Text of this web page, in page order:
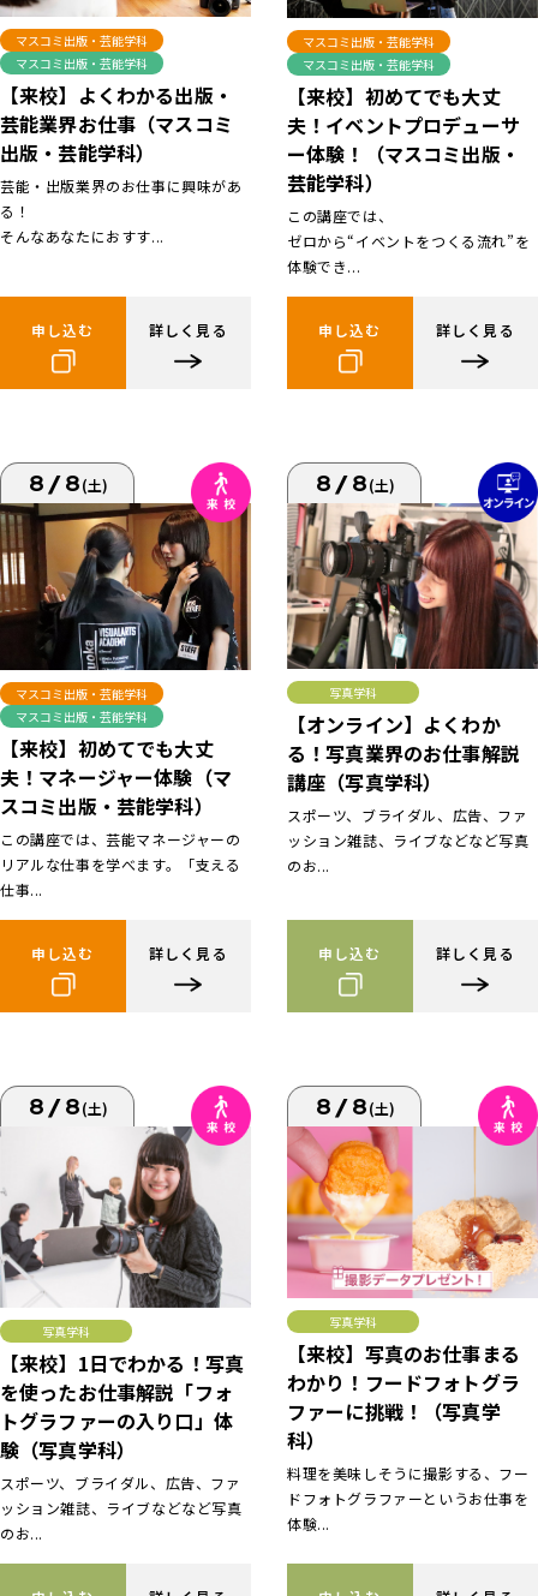
マスコミ出版・芸能学科
マスコミ出版・芸能学科
【来校】よくわかる出版・
芸能業界お仕事（マスコミ
出版・芸能学科）
芸能・出版業界のお仕事に興味があ
る！
そんなあなたにおすす...
申し込む 詳しく見る
マスコミ出版・芸能学科
マスコミ出版・芸能学科
【来校】初めてでも大丈
夫！イベントプロデューサ
ー体験！（マスコミ出版・
芸能学科）
この講座では、
ゼロから“イベントをつくる流れ”を
体験でき...
申し込む 詳しく見る
8/8(土)
マスコミ出版・芸能学科
マスコミ出版・芸能学科
【来校】初めてでも大丈
夫！マネージャー体験（マ
スコミ出版・芸能学科）
この講座では、芸能マネージャーの
リアルな仕事を学べます。「支える
仕事...
申し込む 詳しく見る
8/8(土)
写真学科
【オンライン】よくわか
る！写真業界のお仕事解説
講座（写真学科）
スポーツ、ブライダル、広告、ファ
ッション雑誌、ライブなどなど写真
のお...
申し込む 詳しく見る
8/8(土)
写真学科
【来校】1日でわかる！写真
を使ったお仕事解説「フォ
トグラファーの入り口」体
験（写真学科）
スポーツ、ブライダル、広告、ファ
ッション雑誌、ライブなどなど写真
のお...
8/8(土)
写真学科
【来校】写真のお仕事まる
わかり！フードフォトグラ
ファーに挑戦！（写真学
科）
料理を美味しそうに撮影する、フー
ドフォトグラファーというお仕事を
体験...